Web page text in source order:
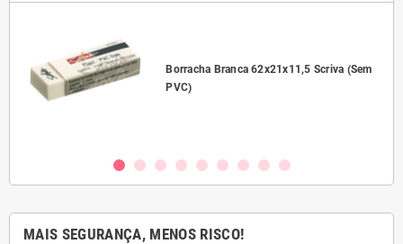
Borracha Branca 62x21x11,5 Scriva (Sem
PVC)
MAIS SEGURANÇA, MENOS RISCO!